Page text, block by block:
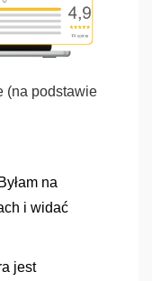
(na podstawie
na
i widać
jest